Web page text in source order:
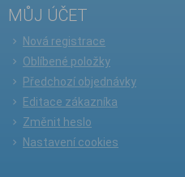
MŮJ ÚČET
Nová registrace
Oblíbené položky
Předchozí objednávky
Editace zákazníka
Změnit heslo
Nastavení cookies